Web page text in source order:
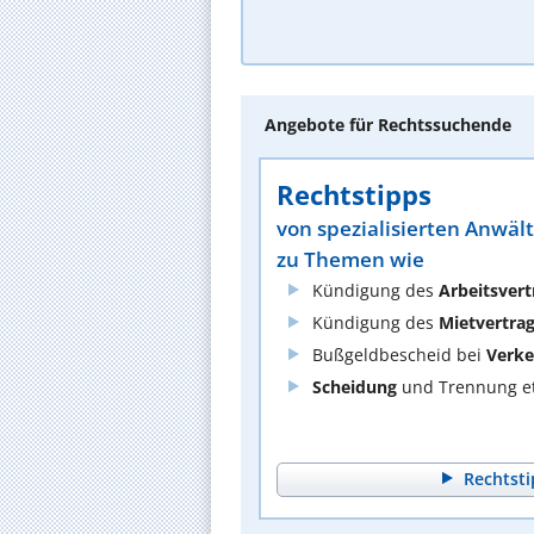
Angebote für Rechtssuchende
Rechtstipps
von spezialisierten
zu Themen wie
Kündigung des
Kündigung des
Bußgeldbescheid bei
Scheidung und Trennung